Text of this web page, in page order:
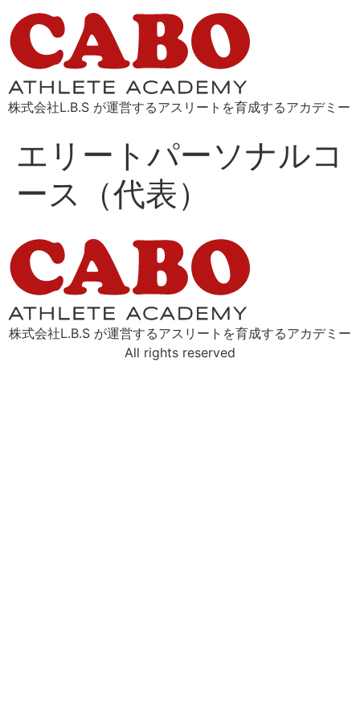
株式会社L.B.S が運営するアスリートを育成するアカデミー
エリートパーソナルコ
ース（代表）
株式会社L.B.S が運営するアスリートを育成するアカデミー
All rights reserved